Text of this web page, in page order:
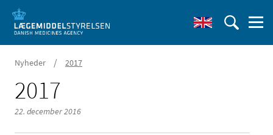
Nyheder / 2017
2017
22. december 2016